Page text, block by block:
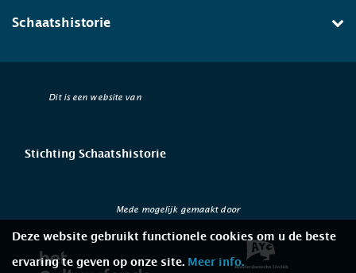
Schaatshistorie
Dit is een website van
Stichting Schaatshistorie
Mede mogelijk gemaakt door
Deze website gebruikt functionele cookies om u de beste
ervaring te geven op onze site. Meer info.